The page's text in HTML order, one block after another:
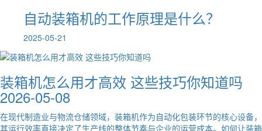
自动装箱机的工作原理是什么？
2025-05-21
装箱机怎么用才高效 这些技巧你知道吗
2026-05-08
在现代制造业与物流仓储领域，装箱机作为自动化包装环节的核心设备，
其运行效率直接决定了生产线的整体节奏与企业的运营成本。如何让装箱